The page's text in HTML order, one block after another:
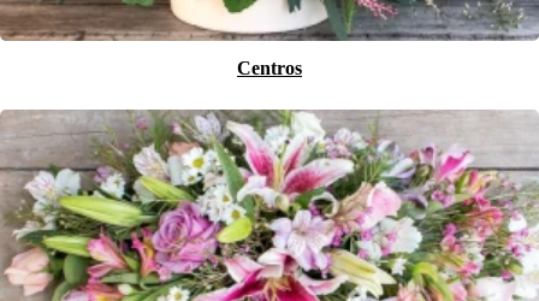
Centros